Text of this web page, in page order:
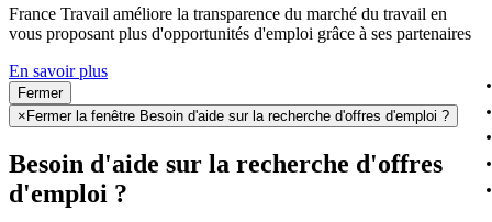
France Travail améliore la transparence du marché du travail en
vous proposant plus d'opportunités d'emploi grâce à ses partenaires
En savoir plus
Fermer
× Fermer la fenêtre Besoin d'aide sur la recherche d'offres d'emploi ?
Besoin d'aide sur la recherche d'offres
d'emploi ?